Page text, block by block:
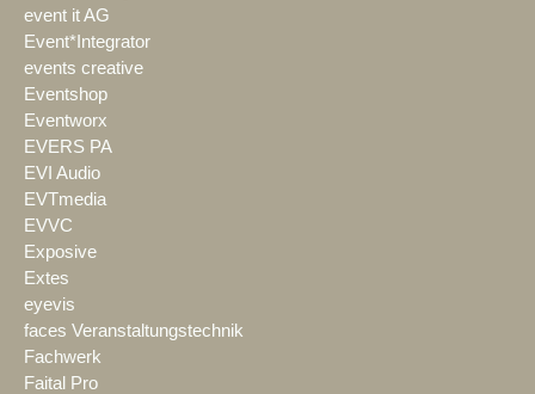
event it AG
Event*Integrator
events creative
Eventshop
Eventworx
EVERS PA
EVI Audio
EVTmedia
EVVC
Exposive
Extes
eyevis
faces Veranstaltungstechnik
Fachwerk
Faital Pro